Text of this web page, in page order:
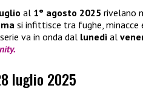
al 1° agosto 2025 rivelano
si infittisce tra fughe, minacce
va in onda dal lunedì al
luglio 2025